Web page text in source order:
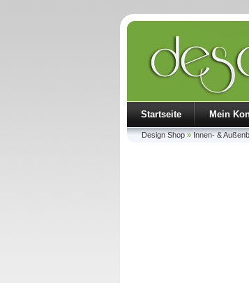
Startseite Mein
Design Shop»Innen- &